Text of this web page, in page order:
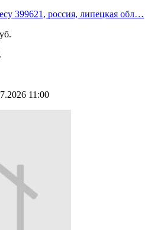
399621, россия, липецкая обл…
11:00